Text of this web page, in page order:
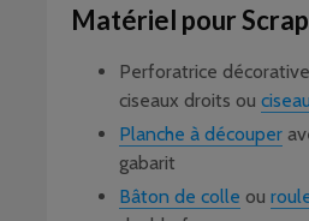
Matériel pour
Perforatrice
ciseaux droits ou
Planche à découper
gabarit
Bâton de colle ou